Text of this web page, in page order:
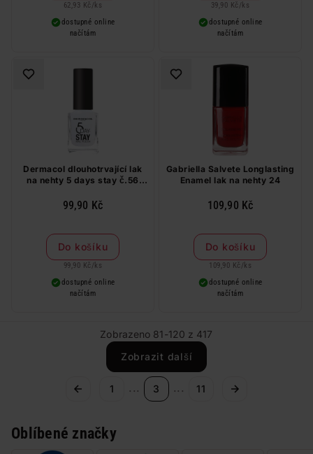
62,93 Kč / ks
dostupné online
načítám
39,90 Kč / ks
dostupné online
načítám
Dermacol dlouhotrvající lak
na nehty 5 days stay č.56
99,90 Kč
Do košíku
99,90 Kč / ks
dostupné online
načítám
Gabriella Salvete Longlasting
Enamel lak na nehty 24
109,90 Kč
Do košíku
109,90 Kč / ks
dostupné online
načítám
Zobrazeno 81-120 z 417
Zobrazit další
1 ... 3 ... 11
Oblíbené značky